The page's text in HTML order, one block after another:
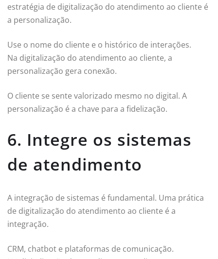
estratégia de digitalização do atendimento ao cliente é
a personalização.
Use o nome do cliente e o histórico de interações.
Na digitalização do atendimento ao cliente, a
personalização gera conexão.
O cliente se sente valorizado mesmo no digital. A
personalização é a chave para a fidelização.
6. Integre os sistemas
de atendimento
A integração de sistemas é fundamental. Uma prática
de digitalização do atendimento ao cliente é a
integração.
CRM, chatbot e plataformas de comunicação.